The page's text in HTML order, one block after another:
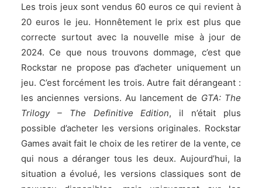
Les trois jeux sont vendus 60 euros ce qui revient à
20 euros le jeu. Honnêtement le prix est plus que
correcte surtout avec la nouvelle mise à jour de
2024. Ce que nous trouvons dommage, c’est que
Rockstar ne propose pas d’acheter uniquement un
jeu. C’est forcément les trois. Autre fait dérangeant :
les anciennes versions. Au lancement de GTA: The
Trilogy – The Definitive Edition, il n’était plus
possible d’acheter les versions originales. Rockstar
Games avait fait le choix de les retirer de la vente, ce
qui nous a déranger tous les deux. Aujourd’hui, la
situation a évolué, les versions classiques sont de